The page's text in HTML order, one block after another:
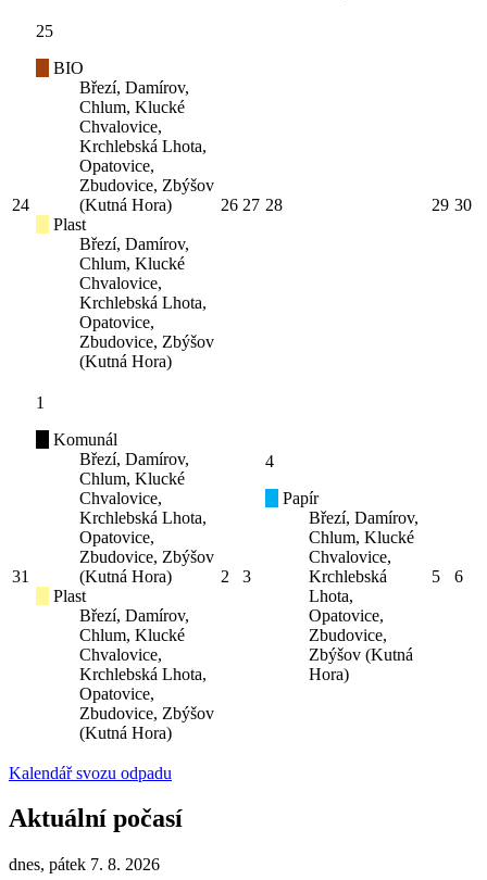
24
25
BIO
Březí, Damírov,
Chlum, Klucké
Chvalovice,
Krchlebská Lhota,
Opatovice,
Zbudovice, Zbýšov
(Kutná Hora)
Plast
Březí, Damírov,
Chlum, Klucké
Chvalovice,
Krchlebská Lhota,
Opatovice,
Zbudovice, Zbýšov
(Kutná Hora)
26 27 28 29 30
31
1
Komunál
Březí, Damírov,
Chlum, Klucké
Chvalovice,
Krchlebská Lhota,
Opatovice,
Zbudovice, Zbýšov
(Kutná Hora)
Plast
Březí, Damírov,
Chlum, Klucké
Chvalovice,
Krchlebská Lhota,
Opatovice,
Zbudovice, Zbýšov
(Kutná Hora)
2 3
4
Papír
Březí, Damírov,
Chlum, Klucké
Chvalovice,
Krchlebská
Lhota,
Opatovice,
Zbudovice,
Zbýšov (Kutná
Hora)
5 6
Kalendář svozu odpadu
Aktuální počasí
dnes, pátek 7. 8. 2026